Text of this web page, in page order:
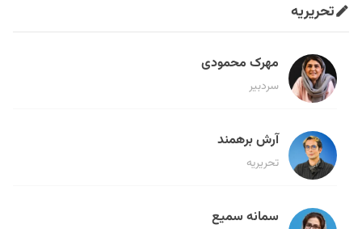
تحریریه
مهرک محمودی
سردبیر
آرش برهمند
تحریریه
سمانه سمیع